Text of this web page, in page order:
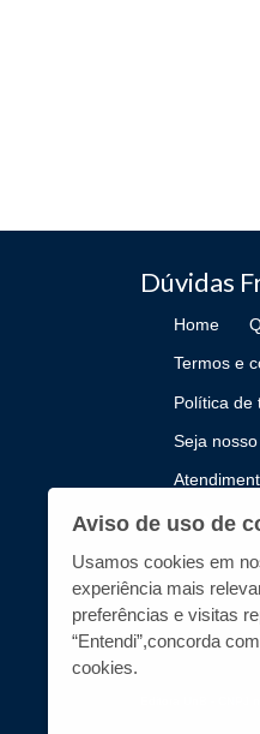
Dúvidas
Home
Termos e
Política de
Seja
Como
Editora UnB - CNPJ
Aviso de uso de
Usamos cookies em
experiência mais
preferências e visitas
“Entendi”,concorda
cookies.